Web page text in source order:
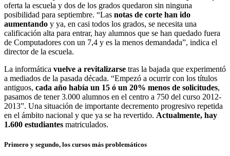
oferta la escuela y dos de los grados quedaron sin ninguna
posibilidad para septiembre. “Las notas de corte han ido
aumentando y ya, en casi todos los grados, se necesita una
calificación alta para entrar, hay alumnos que se han quedado fuera
de Computadores con un 7,4 y es la menos demandada”, indica el
director de la escuela.
La informática vuelve a revitalizarse tras la bajada que experimentó
a mediados de la pasada década. “Empezó a ocurrir con los títulos
antiguos, cada año había un 15 ó un 20% menos de solicitudes,
pasamos de tener 3.000 alumnos en el centro a 750 del curso 2012-
2013”. Una situación de importante decremento progresivo repetida
en el ámbito nacional y que ya se ha revertido. Actualmente, hay
1.600 estudiantes matriculados.
Primero y segundo, los cursos más problemáticos